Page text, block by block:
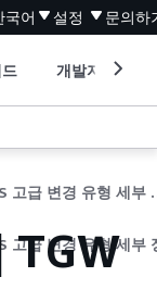
국어 설정 문의하
개발자 도구
AMS
고급 변경 유형 세부
TGW